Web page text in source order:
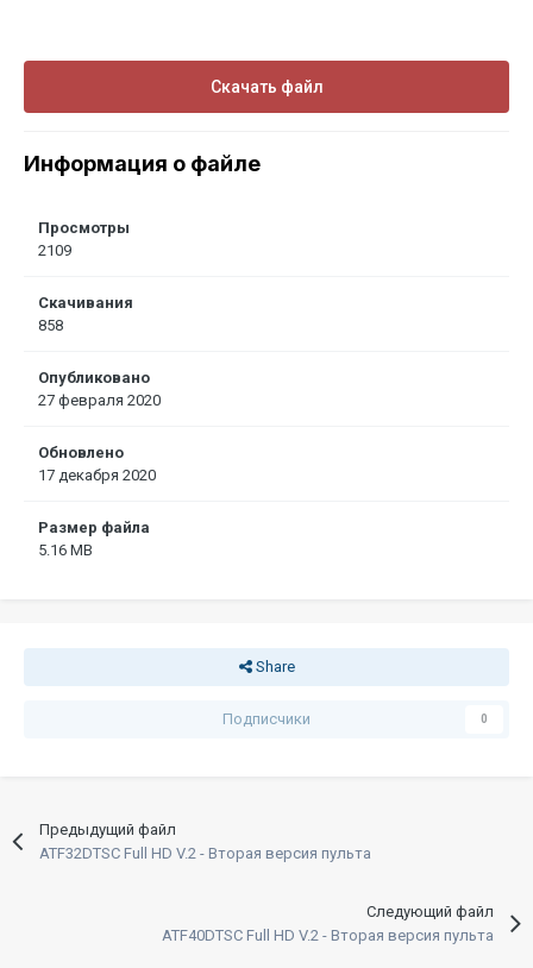
Скачать файл
Информация о файле
Просмотры
2109
Скачивания
858
Опубликовано
27 февраля 2020
Обновлено
17 декабря 2020
Размер файла
5.16 MB
Share
Подписчики 0
Предыдущий файл
ATF32DTSC Full HD V.2 - Вторая версия пульта
Следующий файл
ATF40DTSC Full HD V.2 - Вторая версия пульта